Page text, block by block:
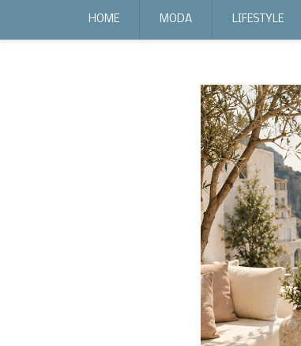
HOME MODA LIFESTYLE